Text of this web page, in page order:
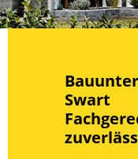
Swart